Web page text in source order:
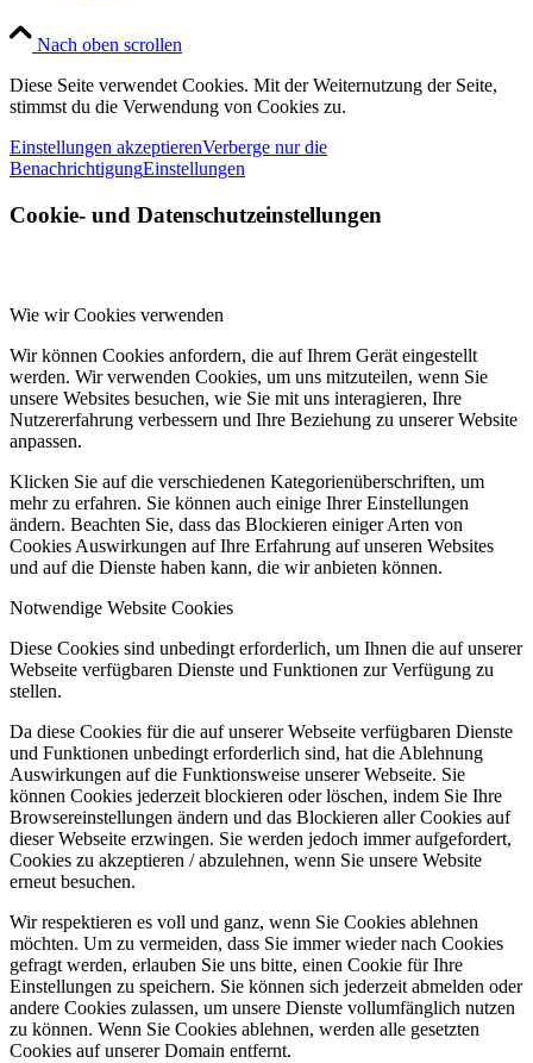
Nach oben scrollen
Diese Seite verwendet Cookies. Mit der Weiternutzung der Seite,
stimmst du die Verwendung von Cookies zu.
Einstellungen akzeptierenVerberge nur die
BenachrichtigungEinstellungen
Cookie- und Datenschutzeinstellungen
Wie wir Cookies verwenden
Wir können Cookies anfordern, die auf Ihrem Gerät eingestellt
werden. Wir verwenden Cookies, um uns mitzuteilen, wenn Sie
unsere Websites besuchen, wie Sie mit uns interagieren, Ihre
Nutzererfahrung verbessern und Ihre Beziehung zu unserer Website
anpassen.
Klicken Sie auf die verschiedenen Kategorienüberschriften, um
mehr zu erfahren. Sie können auch einige Ihrer Einstellungen
ändern. Beachten Sie, dass das Blockieren einiger Arten von
Cookies Auswirkungen auf Ihre Erfahrung auf unseren Websites
und auf die Dienste haben kann, die wir anbieten können.
Notwendige Website Cookies
Diese Cookies sind unbedingt erforderlich, um Ihnen die auf unserer
Webseite verfügbaren Dienste und Funktionen zur Verfügung zu
stellen.
Da diese Cookies für die auf unserer Webseite verfügbaren Dienste
und Funktionen unbedingt erforderlich sind, hat die Ablehnung
Auswirkungen auf die Funktionsweise unserer Webseite. Sie
können Cookies jederzeit blockieren oder löschen, indem Sie Ihre
Browsereinstellungen ändern und das Blockieren aller Cookies auf
dieser Webseite erzwingen. Sie werden jedoch immer aufgefordert,
Cookies zu akzeptieren / abzulehnen, wenn Sie unsere Website
erneut besuchen.
Wir respektieren es voll und ganz, wenn Sie Cookies ablehnen
möchten. Um zu vermeiden, dass Sie immer wieder nach Cookies
gefragt werden, erlauben Sie uns bitte, einen Cookie für Ihre
Einstellungen zu speichern. Sie können sich jederzeit abmelden oder
andere Cookies zulassen, um unsere Dienste vollumfänglich nutzen
zu können. Wenn Sie Cookies ablehnen, werden alle gesetzten
Cookies auf unserer Domain entfernt.